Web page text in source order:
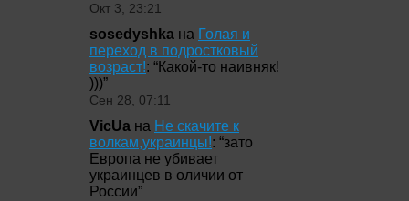
Окт 3, 23:21
sosedyshka на Голая и
переход в подростковый
возраст!: “Какой-то наивняк!
)))”
Сен 28, 07:11
VicUa на Не скачите к
волкам,украинцы!: “зато
Европа не убивает
украинцев в оличии от
России”